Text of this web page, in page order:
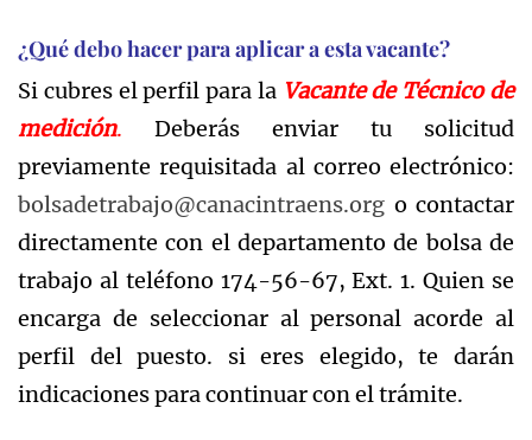
¿Qué debo hacer para aplicar a esta vacante?
Si cubres el perfil para la Vacantede Técnico de
medición. Deberás enviar tu solicitud
previamente requisitada al correo electrónico:
bolsadetrabajo@canacintraens.org o contactar
directamente con el departamento de bolsa de
trabajo al teléfono 174-56-67, Ext. 1. Quien se
encarga de seleccionar al personal acorde al
perfil del puesto. si eres elegido, te darán
indicaciones para continuar con el trámite.